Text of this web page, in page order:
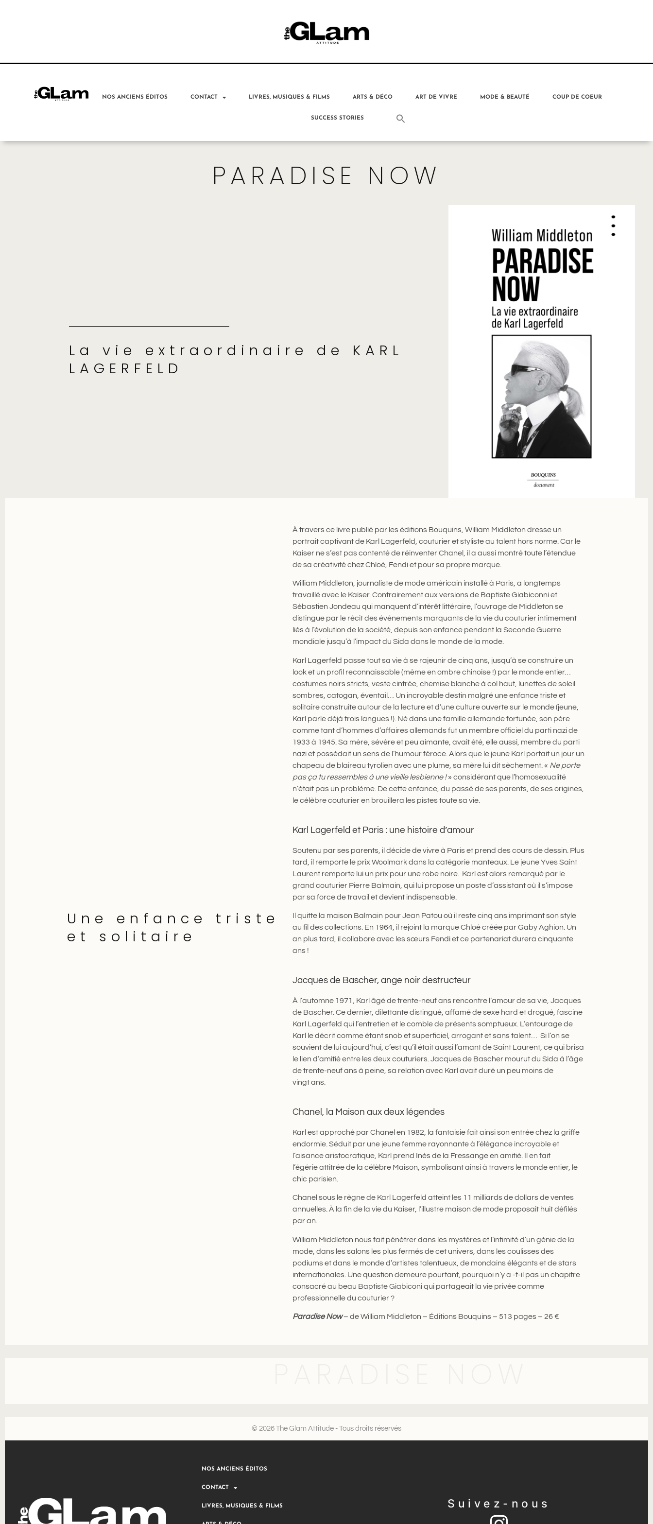
NOS ANCIENS ÉDITOS CONTACT LIVRES, MUSIQUES & FILMS ARTS & DÉCO ART DE VIVRE MODE & BEAUTÉ COUP DE COEUR
SUCCESS STORIES
PARADISE NOW
La vie extraordinaire de KARL
LAGERFELD
Une enfance triste
et solitaire
À travers ce livre publié par les éditions Bouquins, William Middleton dresse un
portrait captivant de Karl Lagerfeld, couturier et styliste au talent hors norme. Car le
Kaiser ne s’est pas contenté de réinventer Chanel, il a aussi montré toute l’étendue
de sa créativité chez Chloé, Fendi et pour sa propre marque.
William Middleton, journaliste de mode américain installé à Paris, a longtemps
travaillé avec le Kaiser. Contrairement aux versions de Baptiste Giabiconni et
Sébastien Jondeau qui manquent d’intérêt littéraire, l’ouvrage de Middleton se
distingue par le récit des événements marquants de la vie du couturier intimement
liés à l’évolution de la société, depuis son enfance pendant la Seconde Guerre
mondiale jusqu’à l’impact du Sida dans le monde de la mode.
Karl Lagerfeld passe tout sa vie à se rajeunir de cinq ans, jusqu’à se construire un
look et un profil reconnaissable (même en ombre chinoise !) par le monde entier…
costumes noirs stricts, veste cintrée, chemise blanche à col haut, lunettes de soleil
sombres, catogan, éventail… Un incroyable destin malgré une enfance triste et
solitaire construite autour de la lecture et d’une culture ouverte sur le monde (jeune,
Karl parle déjà trois langues !). Né dans une famille allemande fortunée, son père
comme tant d’hommes d’affaires allemands fut un membre officiel du parti nazi de
1933 à 1945. Sa mère, sévère et peu aimante, avait été, elle aussi, membre du parti
nazi et possédait un sens de l’humour féroce. Alors que le jeune Karl portait un jour un
chapeau de blaireau tyrolien avec une plume, sa mère lui dit sèchement. « Ne porte
pas ça tu ressembles à une vieille lesbienne !» considérant que l’homosexualité
n’était pas un problème. De cette enfance, du passé de ses parents, de ses origines,
le célèbre couturier en brouillera les pistes toute sa vie.
Karl Lagerfeld et Paris : une histoire d’amour
Soutenu par ses parents, il décide de vivre à Paris et prend des cours de dessin. Plus
tard, il remporte le prix Woolmark dans la catégorie manteaux. Le jeune Yves Saint
Laurent remporte lui un prix pour une robe noire. Karl est alors remarqué par le
grand couturier Pierre Balmain, qui lui propose un poste d’assistant où il s’impose
par sa force de travail et devient indispensable.
Il quitte la maison Balmain pour Jean Patou où il reste cinq ans imprimant son style
au fil des collections. En 1964, il rejoint la marque Chloé créée par Gaby Aghion. Un
an plus tard, il collabore avec les sœurs Fendi et ce partenariat durera cinquante
ans !
Jacques de Bascher, ange noir destructeur
À l’automne 1971, Karl âgé de trente-neuf ans rencontre l’amour de sa vie, Jacques
de Bascher. Ce dernier, dilettante distingué, affamé de sexe hard et drogué, fascine
Karl Lagerfeld qui l’entretien et le comble de présents somptueux. L’entourage de
Karl le décrit comme étant snob et superficiel, arrogant et sans talent… Si l’on se
souvient de lui aujourd’hui, c’est qu’il était aussi l’amant de Saint Laurent, ce qui brisa
le lien d’amitié entre les deux couturiers. Jacques de Bascher mourut du Sida à l’âge
de trente-neuf ans à peine, sa relation avec Karl avait duré un peu moins de
vingt ans.
Chanel, la Maison aux deux légendes
Karl est approché par Chanel en 1982, la fantaisie fait ainsi son entrée chez la griffe
endormie. Séduit par une jeune femme rayonnante à l’élégance incroyable et
l’aisance aristocratique, Karl prend Inès de la Fressange en amitié. Il en fait
l’égérie attitrée de la célèbre Maison, symbolisant ainsi à travers le monde entier, le
chic parisien.
Chanel sous le règne de Karl Lagerfeld atteint les 11 milliards de dollars de ventes
annuelles. À la fin de la vie du Kaiser, l’illustre maison de mode proposait huit défilés
par an.
William Middleton nous fait pénétrer dans les mystères et l’intimité d’un génie de la
mode, dans les salons les plus fermés de cet univers, dans les coulisses des
podiums et dans le monde d’artistes talentueux, de mondains élégants et de stars
internationales. Une question demeure pourtant, pourquoi n’y a -t-il pas un chapitre
consacré au beau Baptiste Giabiconi qui partageait la vie privée comme
professionnelle du couturier ?
Paradise Now– de William Middleton – Éditions Bouquins – 513 pages – 26 €
© 2026 The Glam Attitude - Tous droits réservés
NOS ANCIENS ÉDITOS
CONTACT
LIVRES, MUSIQUES & FILMS Suivez-nous